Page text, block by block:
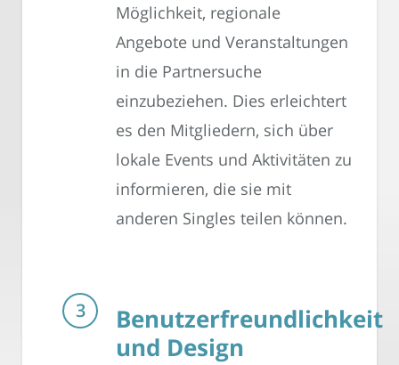
Möglichkeit, regionale
Angebote und Veranstaltungen
in die Partnersuche
einzubeziehen. Dies erleichtert
es den Mitgliedern, sich über
lokale Events und Aktivitäten zu
informieren, die sie mit
anderen Singles teilen können.
Benutzerfreundlichkeit
und Design